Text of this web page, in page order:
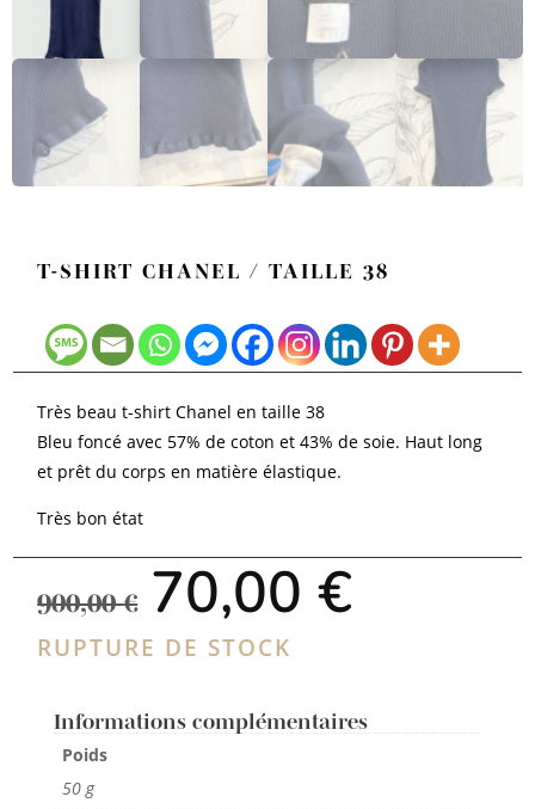
T-SHIRT CHANEL / TAILLE 38
Très beau t-shirt Chanel en taille 38
Bleu foncé avec 57% de coton et 43% de soie. Haut long
et prêt du corps en matière élastique.
Très bon état
900,00€
Le
prix
initial
était :
70,00€Le
RUPTURE DE STOCK
Informations complémentaires
Poids
50 g